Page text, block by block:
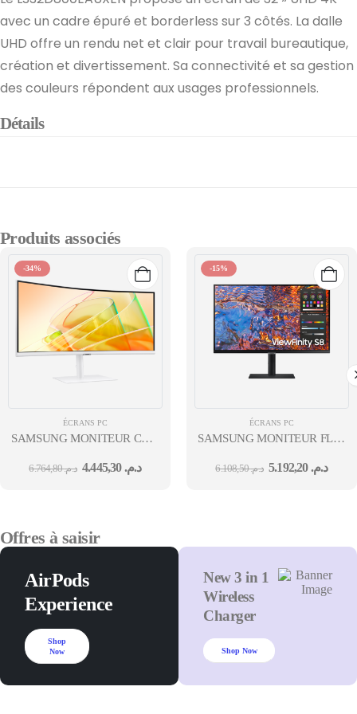
avec un cadre épuré et borderless sur 3 côtés. La dalle
UHD offre un rendu net et clair pour travail bureautique,
création et divertissement. Sa connectivité et sa gestion
des couleurs répondent aux usages professionnels.
Détails
Produits associés
-34%
ÉCRANS PC
SAMSUNG MONITEUR CURVED 34"
QHD SERIE 6 BLANC RATIO
د.م.6.764,80 د.م.4.445,30
-15%
ÉCRANS PC
SAMSUNG MONITEUR FLAT
BORDERLESS HAS USB-
د.م.6.108,50 د.م.5.192,20
Offres à saisir
AirPods
Experience
Shop
Now
New 3 in 1
Wireless
Charger
Shop Now